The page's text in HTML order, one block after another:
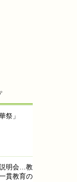
祭」
明会…教
貫教育の